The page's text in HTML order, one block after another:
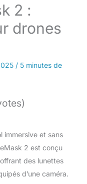
2 :
drones
/ 5 minutes de
immersive et sans
2 est conçu
des lunettes
d’une caméra.